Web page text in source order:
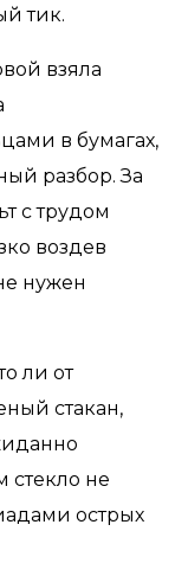
тик.
взяла
в бумагах,
разбор. За
с трудом
воздев
нужен
ли от
стакан,
стекло не
острых